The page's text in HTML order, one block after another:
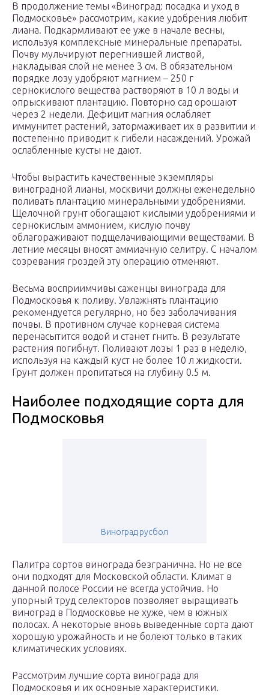
В продолжение темы «Виноград: посадка и уход в
Подмосковье» рассмотрим, какие удобрения любит
лиана. Подкармливают ее уже в начале весны,
используя комплексные минеральные препараты.
Почву мульчируют перегнившей листвой,
накладывая слой не менее 3 см. В обязательном
порядке лозу удобряют магнием – 250 г
сернокислого вещества растворяют в 10 л воды и
опрыскивают плантацию. Повторно сад орошают
через 2 недели. Дефицит магния ослабляет
иммунитет растений, затормаживает их в развитии и
постепенно приводит к гибели насаждений. Урожай
ослабленные кусты не дают.
Чтобы вырастить качественные экземпляры
виноградной лианы, москвичи должны еженедельно
поливать плантацию минеральными удобрениями.
Щелочной грунт обогащают кислыми удобрениями и
сернокислым аммонием, кислую почву
облагораживают подщелачивающими веществами. В
летние месяцы вносят аммиачную селитру. С началом
созревания гроздей эту операцию отменяют.
Весьма восприимчивы саженцы винограда для
Подмосковья к поливу. Увлажнять плантацию
рекомендуется регулярно, но без заболачивания
почвы. В противном случае корневая система
перенасытится водой и станет гнить. В результате
растения погибнут. Поливают лозы 1 раз в неделю,
используя на каждый куст не более 10 л жидкости.
Грунт должен пропитаться на глубину 0.5 м.
Наиболее подходящие сорта для
Подмосковья
Виноград русбол
Палитра сортов винограда безгранична. Но не все
они подходят для Московской области. Климат в
данной полосе России не всегда устойчив. Но
упорный труд селекторов позволяет выращивать
виноград в Подмосковье не хуже, чем в южных
полосах. А некоторые вновь выведенные сорта дают
хорошую урожайность и не болеют только в таких
климатических условиях.
Рассмотрим лучшие сорта винограда для
Подмосковья и их основные характеристики.